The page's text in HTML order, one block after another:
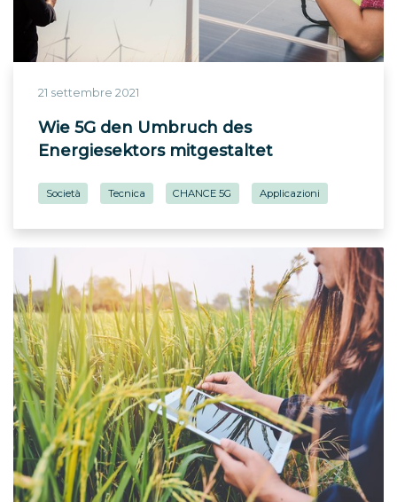
21 settembre 2021
Wie 5G den Umbruch des
Energiesektors mitgestaltet
Società Tecnica CHANCE 5G Applicazioni